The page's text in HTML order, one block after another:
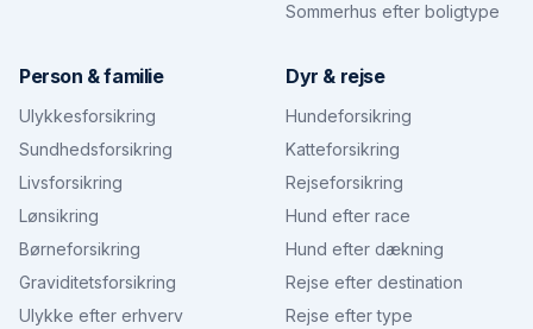
Sommerhus efter boligtype
Person & familie
Ulykkesforsikring
Sundhedsforsikring
Livsforsikring
Lønsikring
Børneforsikring
Graviditetsforsikring
Ulykke efter erhverv
Dyr & rejse
Hundeforsikring
Katteforsikring
Rejseforsikring
Hund efter race
Hund efter dækning
Rejse efter destination
Rejse efter type